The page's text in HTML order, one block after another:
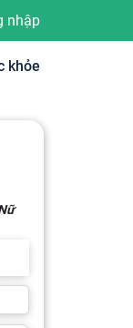
nhập
khỏe